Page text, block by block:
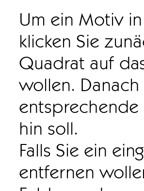
Um ein Motiv
klicken Sie
Quadrat auf
wollen.
hin soll.
Falls Sie ein
entfernen